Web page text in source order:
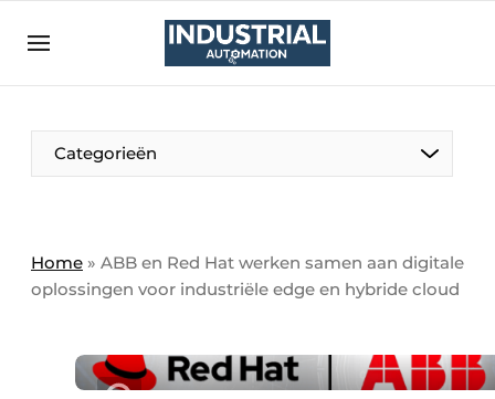
Aanmelden
Bedrijven
Bedrijven
Direct contact
Eigen content aanleveren
Home
Categorieën
Home » ABB en Red Hat werken samen aan digitale
oplossingen voor industriële edge en hybride cloud